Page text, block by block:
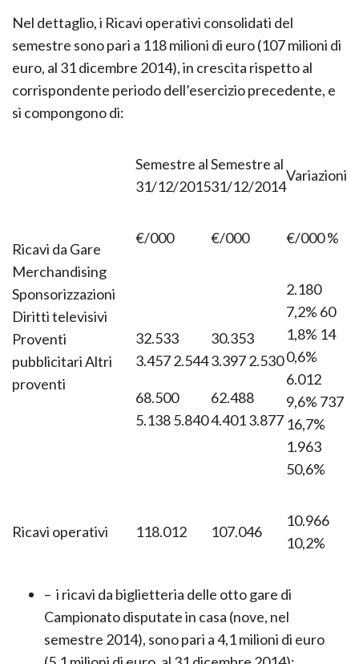
Nel dettaglio, i Ricavi operativi consolidati del
semestre sono pari a 118 milioni di euro (107 milioni di
euro, al 31 dicembre 2014), in crescita rispetto al
corrispondente periodo dell’esercizio precedente, e
si compongono di:
Ricavi da Gare
Merchandising
Sponsorizzazioni
Diritti televisivi
Proventi
pubblicitari Altri
proventi
Semestre al Semestre al
Variazioni
32.533
68.500
30.353
62.488
2.180
7,2% 60
1,8% 14
0,6%
6.012
9,6% 737
16,7%
1.963
50,6%
Ricavi operativi
10.966
10,2%
– i ricavi da biglietteria delle otto gare di
Campionato disputate in casa (nove, nel
semestre 2014), sono pari a 4,1 milioni di euro